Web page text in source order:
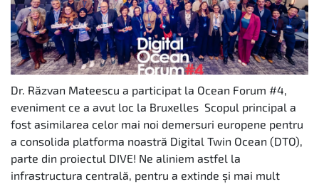
Dr. Răzvan Mateescu a participat la Ocean Forum #4,
eveniment ce a avut loc la Bruxelles Scopul principal a
fost asimilarea celor mai noi demersuri europene pentru
a consolida platforma noastră Digital Twin Ocean (DTO),
parte din proiectul DIVE! Ne aliniem astfel la
infrastructura centrală, pentru a extinde și mai mult